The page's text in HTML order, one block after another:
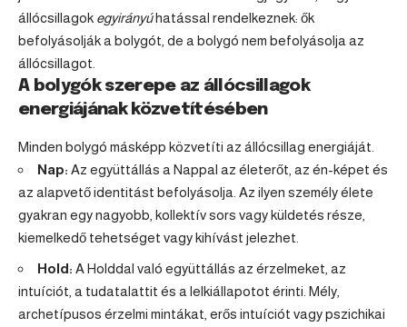
állócsillagok egyirányúhatással rendelkeznek: ők
befolyásolják a bolygót, de a bolygó nem befolyásolja az
állócsillagot.
A bolygók szerepe az állócsillagok
energiájának közvetítésében
Minden bolygó másképp közvetíti az állócsillag energiáját.
Nap: Az együttállás a Nappal az életerőt, az én-képet és
az alapvető identitást befolyásolja. Az ilyen személy élete
gyakran egy nagyobb, kollektív sors vagy küldetés része,
kiemelkedő tehetséget vagy kihívást jelezhet.
Hold: A Holddal való együttállás az érzelmeket, az
intuíciót, a tudatalattit és a lelkiállapotot érinti. Mély,
archetípusos érzelmi mintákat, erős intuíciót vagy pszichikai